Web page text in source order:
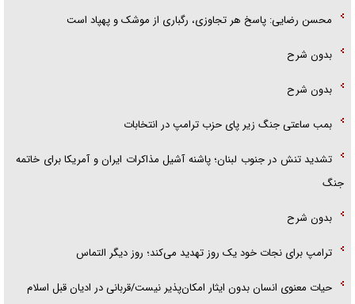
محسن رضایی: پاسخ هر تجاوزی، رگباری از موشک و پهپاد است
بدون شرح
بدون شرح
بمب ساعتی جنگ زیر پای حزب ترام‍پ در انتخابات
تشدید تنش در جنوب لبنان؛ پاشنه آشیل مذاکرات ایران و آمریکا برای خاتمه
جنگ
بدون شرح
ترامپ برای نجات خود یک روز تهدید می‌کند؛ روز دیگر التماس
حیات معنوی انسان بدون ایثار امکان‌پذیر نیست/قربانی در ادیان قبل اسلام